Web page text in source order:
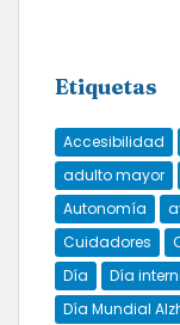
Etiquetas
Accesibilidad
adulto mayor
Autonomía
Cuidadores
Día
Día
Día Mundial